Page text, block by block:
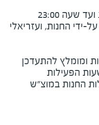
23:00
ידי החנות, ועזריאלי
ומומלץ להתעדכן
הפעילות
החנות במוצ"ש